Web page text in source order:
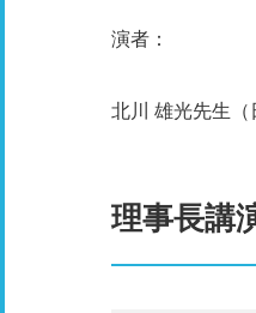
演者：
北川 雄光先生（
理事長講